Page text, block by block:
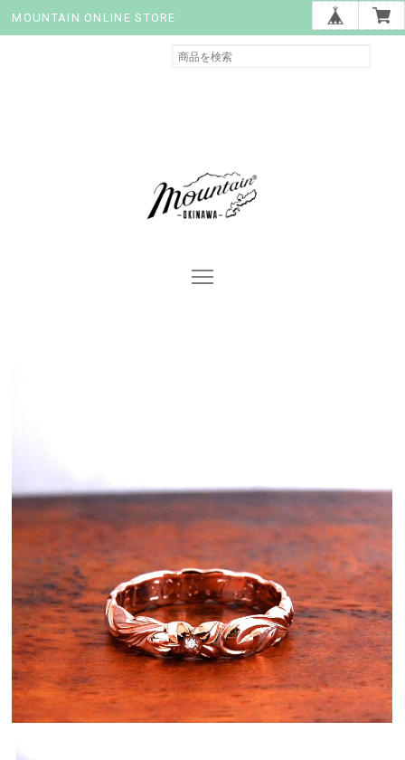
MOUNTAIN ONLINE STORE